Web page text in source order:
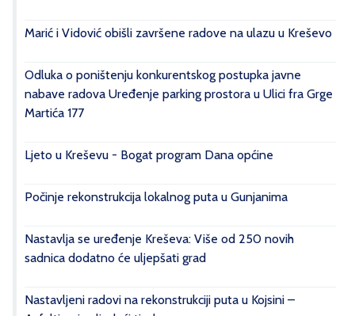
Marić i Vidović obišli završene radove na ulazu u Kreševo
Odluka o poništenju konkurentskog postupka javne
nabave radova Uređenje parking prostora u Ulici fra Grge
Martića 177
Ljeto u Kreševu - Bogat program Dana općine
Počinje rekonstrukcija lokalnog puta u Gunjanima
Nastavlja se uređenje Kreševa: Više od 250 novih
sadnica dodatno će uljepšati grad
Nastavljeni radovi na rekonstrukciji puta u Kojsini –